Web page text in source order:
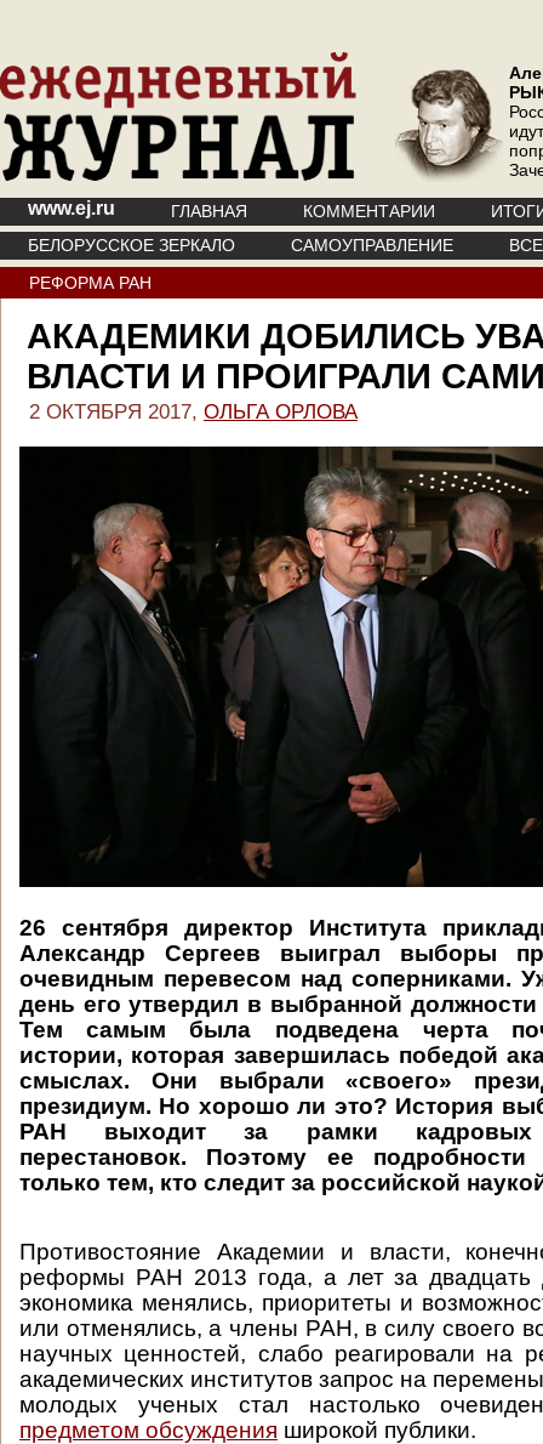
www.ej.ru ГЛАВНАЯ КОММЕНТАРИИ
БЕЛОРУССКОЕ ЗЕРКАЛО
САМОУПРАВЛЕНИЕ
РЕФОРМА РАН
АКАДЕМИКИ ДОБИЛИСЬ
ВЛАСТИ И ПРОИГРАЛИ
2 ОКТЯБРЯ 2017, ОЛЬГА ОРЛОВА
26 сентября директор Института
Александр Сергеев выиграл выборы
очевидным перевесом над соперниками.
день его утвердил в выбранной
Тем самым была подведена черта
истории, которая завершилась победой
смыслах. Они выбрали «своего»
президиум. Но хорошо ли это? История
РАН выходит за рамки кадровых
перестановок. Поэтому ее
только тем, кто следит за российской
Противостояние Академии и власти,
реформы РАН 2013 года, а лет за двадцать
экономика менялись, приоритеты и
или отменялись, а члены РАН, в силу своего
научных ценностей, слабо реагировали на
академических институтов запрос на
молодых ученых стал настолько
предметом обсуждения широкой публики.